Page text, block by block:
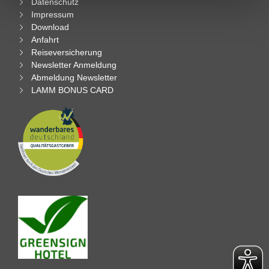
Impressum
Download
Anfahrt
Reiseversicherung
Newsletter Anmeldung
Abmeldung Newsletter
LAMM BONUS CARD